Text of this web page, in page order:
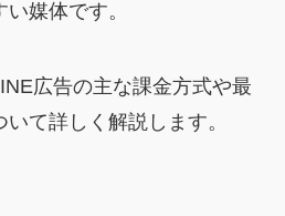
媒体です。
広告の主な課金方式や最
て詳しく解説します。